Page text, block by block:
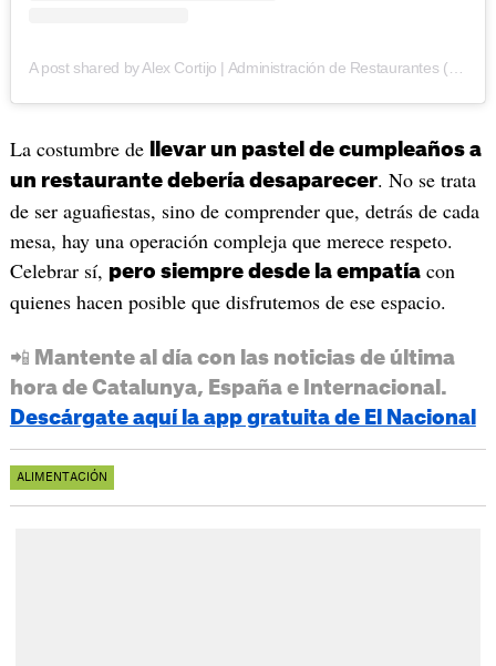
A post shared by Alex Cortijo | Administración de Restaurantes (@alexcortijo)
La costumbre de
llevar un pastel de cumpleaños a
un restaurante debería desaparecer. No se trata
de ser aguafiestas, sino de comprender que, detrás de cada
mesa, hay una operación compleja que merece respeto.
Celebrar sí, pero siempre desde la empatíacon
quienes hacen posible que disfrutemos de ese espacio.
📲 Mantente al día con las noticias de última
hora de Catalunya, España e Internacional.
Descárgate aquí la app gratuita de El Nacional
ALIMENTACIÓN